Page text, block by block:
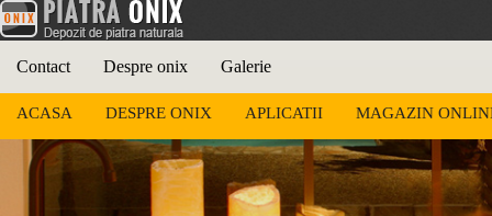
Contact Despre onix Galerie
ACASA DESPRE ONIX APLICATII MAGAZIN